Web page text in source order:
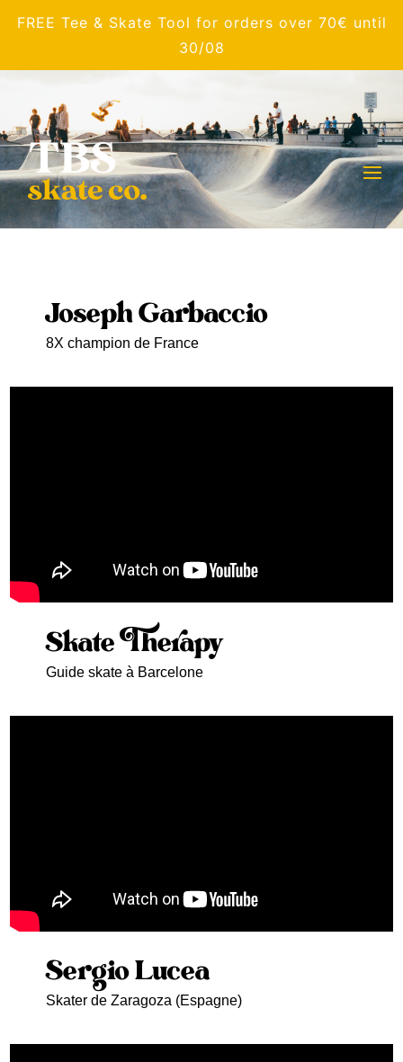
FREE Tee & Skate Tool for orders over 70€ until
30/08
Joseph Garbaccio
8X champion de France
Skate Therapy
Guide skate à Barcelone
Sergio Lucea
Skater de Zaragoza (Espagne)